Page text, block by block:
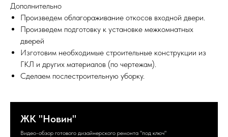
Дополнительно
Произведем облагораживание откосов входной двери.
Произведем подготовку к установке межкомнатных
дверей
Изготовим необходимые строительные конструкции из
ГКЛ и других материалов (по чертежам).
Сделаем послестроительную уборку.
ЖК "Новин"
Видео-обзор готового дизайнерского ремонта "под ключ"